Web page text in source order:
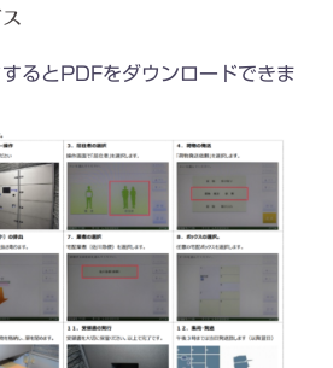
るとPDFをダウンロードできま